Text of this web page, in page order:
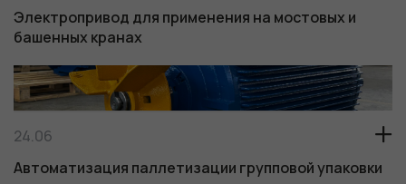
Электропривод для применения на мостовых и
башенных кранах
24.06
Автоматизация паллетизации групповой упаковки
Для
функционала и
статистики. Они